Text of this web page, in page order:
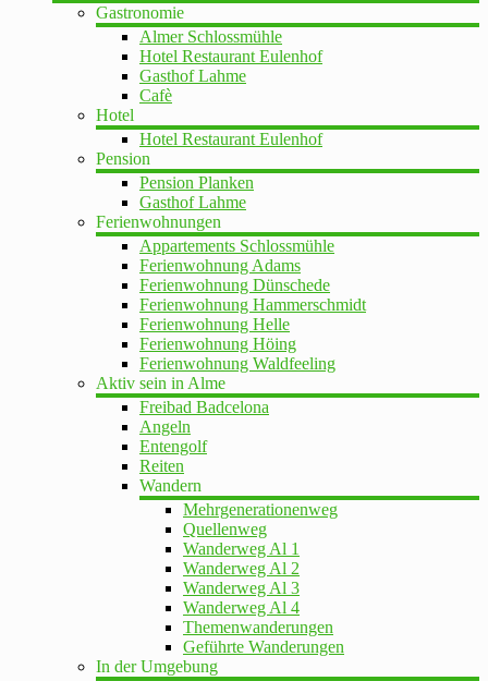
Gastronomie
Almer Schlossmühle
Hotel Restaurant Eulenhof
Gasthof Lahme
Cafè
Hotel
Hotel Restaurant Eulenhof
Pension
Pension Planken
Gasthof Lahme
Ferienwohnungen
Appartements Schlossmühle
Ferienwohnung Adams
Ferienwohnung Dünschede
Ferienwohnung Hammerschmidt
Ferienwohnung Helle
Ferienwohnung Höing
Ferienwohnung Waldfeeling
Aktiv sein in Alme
Freibad Badcelona
Angeln
Entengolf
Reiten
Wandern
Mehrgenerationenweg
Quellenweg
Wanderweg Al 1
Wanderweg Al 2
Wanderweg Al 3
Wanderweg Al 4
Themenwanderungen
Geführte Wanderungen
In der Umgebung